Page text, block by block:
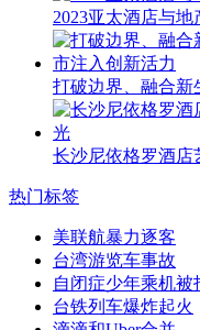
2023亚太酒店与
打破边界、融合新
长沙尼依格罗酒店
热门标签
美联航暴力逐客
台湾游览车事故
自闭症少年乘机被
台铁列车爆炸起火